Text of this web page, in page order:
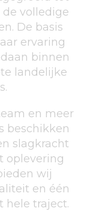
volledige
De basis
ervaring
binnen
landelijke
en meer
beschikken
slagkracht
oplevering
wij
en één
hele traject.